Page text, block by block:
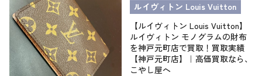
ルイヴィトン Louis Vuitton
【ルイヴィトン Louis Vuitton】
ルイヴィトン モノグラムの財布
を神戸元町店で買取！買取実績
【神戸元町店】｜高価買取なら、
こやし屋へ